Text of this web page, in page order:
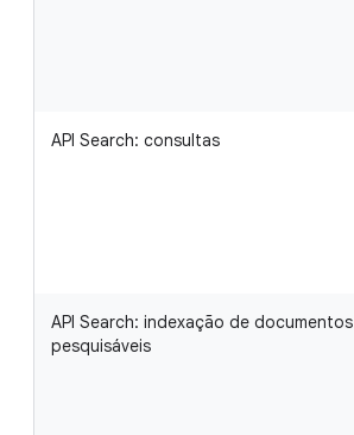
API Search: consultas
API Search: indexação de documentos
pesquisáveis